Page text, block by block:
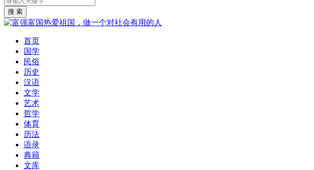
首页
国学
民俗
历史
汉语
文学
艺术
哲学
体育
历法
语录
典籍
文库